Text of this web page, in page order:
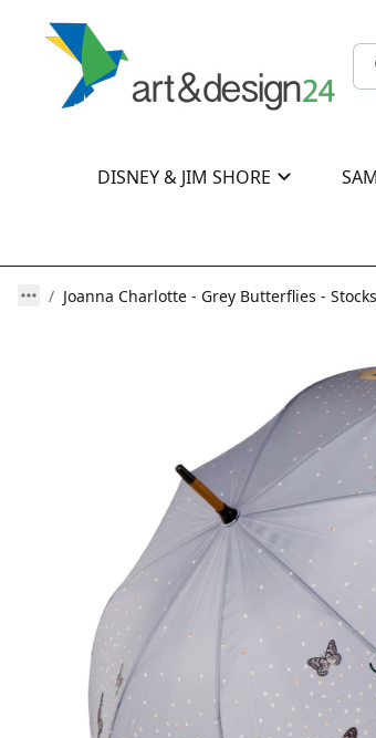
DISNEY & JIM SHORE
Joanna Charlotte - Grey Butterflies -